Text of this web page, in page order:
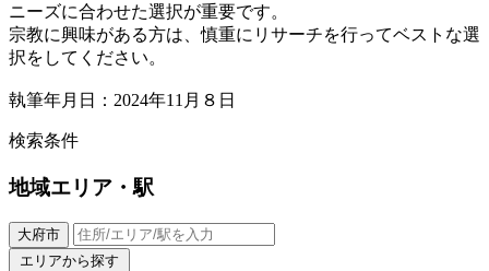
ニーズに合わせた選択が重要です。
宗教に興味がある方は、慎重にリサーチを行ってベストな選
択をしてください。
執筆年月日：2024年11月８日
検索条件
地域エリア・駅
大府市
エリアから探す